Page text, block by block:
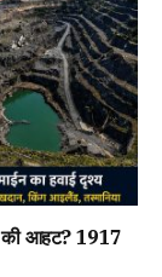
की आहट? 1917